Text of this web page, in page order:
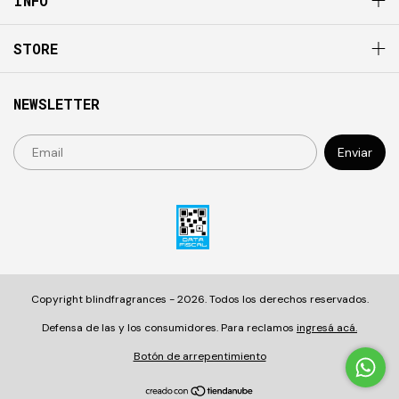
STORE
NEWSLETTER
Copyright blindfragrances - 2026. Todos los derechos reservados.
Defensa de las y los consumidores. Para reclamos ingresá acá.
Botón de arrepentimiento